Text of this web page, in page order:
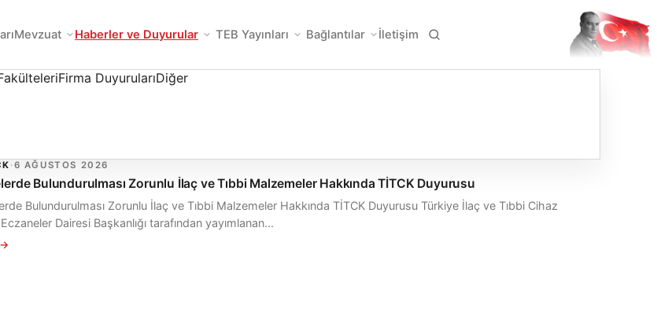
Mevzuat Haberler ve Duyurular TEB Yayınları Bağlantılar İletişim
Firma DuyurularıDiğer
·6 AĞUSTOS 2026
Bulundurulması Zorunlu İlaç ve Tıbbi Malzemeler Hakkında TİTCK Duyurusu
Bulundurulması Zorunlu İlaç ve Tıbbi Malzemeler Hakkında TİTCK Duyurusu Türkiye İlaç ve Tıbbi Cihaz
Dairesi Başkanlığı tarafından yayımlanan...
→